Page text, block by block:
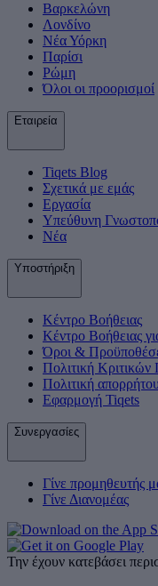
Βαρκελώνη
Λονδίνο
Νέα Υόρκη
Παρίσι
Ρώμη
Όλοι οι προορισμοί
Εταιρεία
Tiqets Βlog
Σχετικά με εμάς
Εργασία
Υπεύθυνη
Νέα
Υποστήριξη
Κέντρο Βοήθειας
Κέντρο Βοήθειας
Όροι &
Πολιτική
Πολιτική
Εφαρμογή Tiqets
Συνεργασίες
Γίνε προμηθευτής
Γίνε Διανομέας
Την έχουν κατεβάσει